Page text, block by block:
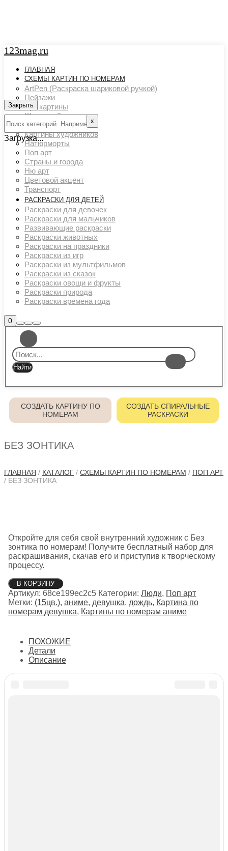
123mag.ru
ГЛАВНАЯ
СХЕМЫ КАРТИН ПО НОМЕРАМ
ArtPen (Раскраска шариковой ручкой)
Пейзажи
Арт картины
Животный мир
Люди
Картины художников
Натюрморты
Поп арт
Страны и города
Ню арт
Цветовой акцент
Транспорт
РАСКРАСКИ ДЛЯ ДЕТЕЙ
Раскраски для девочек
Раскраски для мальчиков
Развивающие раскраски
Раскраски животных
Раскраски на праздники
Раскраски из игр
Раскраски из мультфильмов
Раскраски из сказок
Раскраски овощи и фрукты
Раскраски природа
Раскраски времена года
0Боковая
панель
магазина
Найти
Больше
информации
Главное
меню
СОЗДАТЬ КАРТИНУ ПО
НОМЕРАМ
СОЗДАТЬ СПИРАЛЬНЫЕ
РАСКРАСКИ
БЕЗ ЗОНТИКА
ГЛАВНАЯ / КАТАЛОГ / СХЕМЫ КАРТИН ПО НОМЕРАМ / ПОП АРТ
/ БЕЗ ЗОНТИКА
Откройте для себя свой внутренний художник с Без
зонтика по номерам! Получите бесплатный набор для
раскрашивания, скачав его и приступив к творческому
процессу.
Количество
товара
Без
зонтика
В КОРЗИНУ
Артикул: 68ce199ec2c5 Категории: Люди, Поп арт
Метки: (15цв.), аниме, девушка, дождь, Картина по
номерам девушка, Картины по номерам аниме
ПОХОЖИЕ
Детали
Описание
Закрыть
х
Загрузка...